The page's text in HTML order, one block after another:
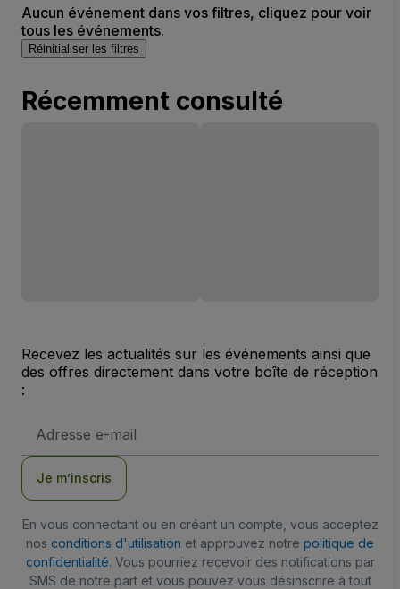
Aucun événement dans vos filtres, cliquez pour voir
tous les événements.
Réinitialiser les filtres
Récemment consulté
Recevez les actualités sur les événements ainsi que
des offres directement dans votre boîte de réception
:
e-
Je m’inscris
En vous connectant ou en créant un compte, vous acceptez
nos conditions d'utilisation et approuvez notre politique de
confidentialité. Vous pourriez recevoir des notifications par
SMS de notre part et vous pouvez vous désinscrire à tout